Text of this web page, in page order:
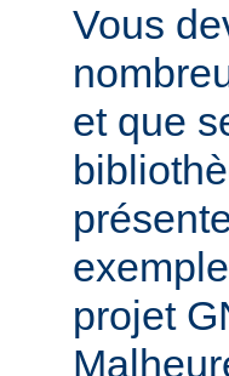
Vous
et que
projet